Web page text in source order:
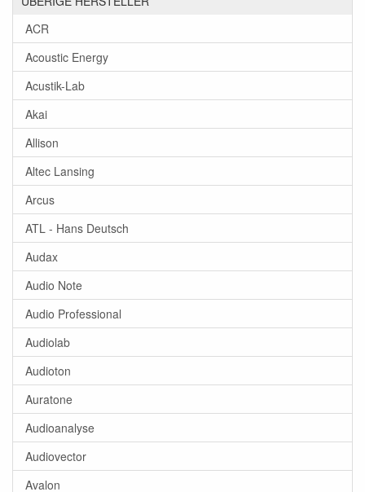
ACR
Acoustic Energy
Acustik-Lab
Akai
Allison
Altec Lansing
Arcus
ATL - Hans Deutsch
Audax
Audio Note
Audio Professional
Audiolab
Audioton
Auratone
Audioanalyse
Audiovector
Avalon